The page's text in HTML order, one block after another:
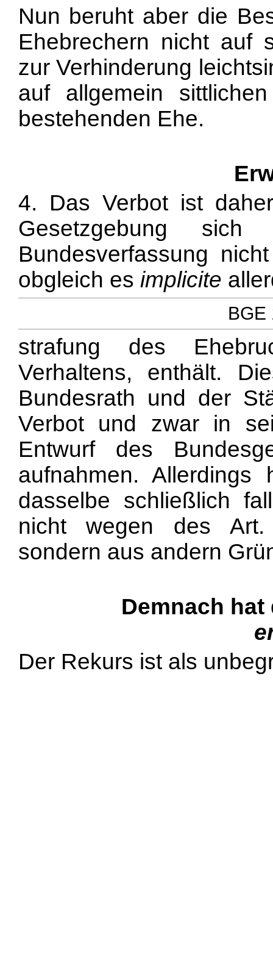
Nun beruht aber die
Ehebrechern nicht auf
zur Verhinderung
auf allgemein
bestehenden Ehe.
4. Das Verbot ist
Gesetzgebung
Bundesverfassung
obgleich es implicite
BGE
strafung des
Verhaltens, enthält.
Bundesrath und der
Verbot und zwar in
Entwurf des
aufnahmen.
dasselbe schließlich
nicht wegen des Art.
sondern aus andern
Demnach
Der Rekurs ist als